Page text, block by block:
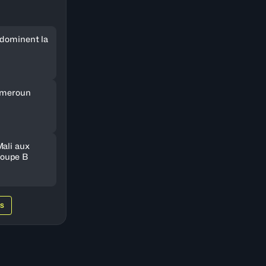
la
aux
B